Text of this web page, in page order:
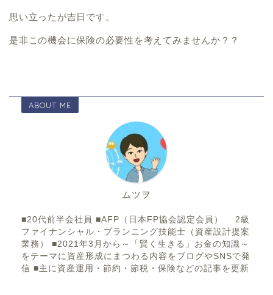
思い立ったが吉日です。
是非この機会に保険の必要性を考えてみませんか？？
ABOUT ME
ムツヲ
■20代前半会社員 ■AFP（日本FP協会認定会員） 2級
ファイナンシャル・プランニング技能士（資産設計提案
業務） ■2021年3月から～「賢く生きる」お金の知識～
をテーマに資産形成にまつわる内容をブログやSNSで発
信 ■主に資産運用・節約・節税・保険などの記事を更新